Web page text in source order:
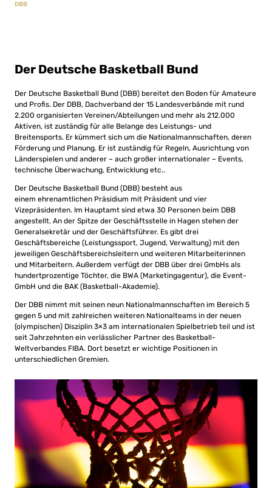
DBB
Der Deutsche Basketball Bund
Der Deutsche Basketball Bund (DBB) bereitet den Boden für Amateure
und Profis. Der DBB, Dachverband der 15 Landesverbände mit rund
2.200 organisierten Vereinen/Abteilungen und mehr als 212.000
Aktiven, ist zuständig für alle Belange des Leistungs- und
Breitensports. Er kümmert sich um die Nationalmannschaften, deren
Förderung und Planung. Er ist zuständig für Regeln, Ausrichtung von
Länderspielen und anderer – auch großer internationaler – Events,
technische Überwachung, Entwicklung etc..
Der Deutsche Basketball Bund (DBB) besteht aus
einem ehrenamtlichen Präsidium mit Präsident und vier
Vizepräsidenten. Im Hauptamt sind etwa 30 Personen beim DBB
angestellt. An der Spitze der Geschäftsstelle in Hagen stehen der
Generalsekretär und der Geschäftsführer. Es gibt drei
Geschäftsbereiche (Leistungssport, Jugend, Verwaltung) mit den
jeweiligen Geschäftsbereichsleitern und weiteren Mitarbeiterinnen
und Mitarbeitern. Außerdem verfügt der DBB über drei GmbHs als
hundertprozentige Töchter, die BWA (Marketingagentur), die Event-
GmbH und die BAK (Basketball-Akademie).
Der DBB nimmt mit seinen neun Nationalmannschaften im Bereich 5
gegen 5 und mit zahlreichen weiteren Nationalteams in der neuen
(olympischen) Disziplin 3×3 am internationalen Spielbetrieb teil und ist
seit Jahrzehnten ein verlässlicher Partner des Basketball-
Weltverbandes FIBA. Dort besetzt er wichtige Positionen in
unterschiedlichen Gremien.